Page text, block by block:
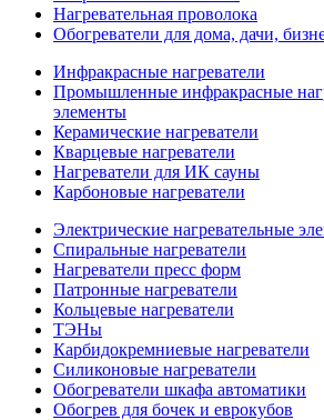
Нагревательная проволока
Обогреватели для дома, дачи,
Инфракрасные нагреватели
Промышленные инфракрасные
элементы
Керамические нагреватели
Кварцевые нагреватели
Нагреватели для ИК сауны
Карбоновые нагреватели
Электрические нагревательные
Спиральные нагреватели
Нагреватели пресс форм
Патронные нагреватели
Кольцевые нагреватели
ТЭНы
Карбидокремниевые нагреватели
Силиконовые нагреватели
Обогреватели шкафа автоматики
Обогрев для бочек и еврокубов